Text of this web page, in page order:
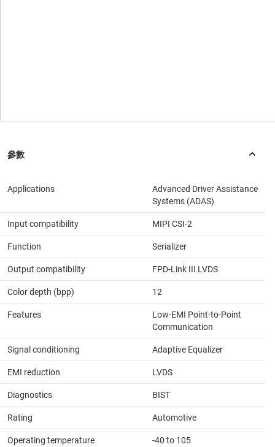
Applications
Advanced Driver Assistance
Systems (ADAS)
Input compatibility MIPI CSI-2
Function Serializer
Output compatibility FPD-Link III LVDS
Color depth (bpp) 12
Features
Low-EMI Point-to-Point
Communication
Signal conditioning Adaptive Equalizer
EMI reduction LVDS
Diagnostics BIST
Rating Automotive
Operating temperature
-40 to 105